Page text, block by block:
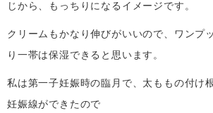
じから、もっちりになるイメージです。
クリームもかなり伸びがいいので、ワンプ
り一帯は保湿できると思います。
私は第一子妊娠時の臨月で、太ももの付け
妊娠線ができたので